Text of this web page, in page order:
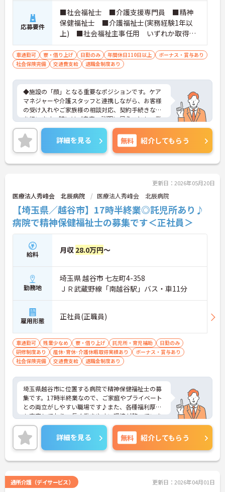
応募要件
■社会福祉士 ■介護支援専門員 ■精神
保健福祉士 ■介護福祉士(実務経験1年以
上) ■社会福祉主事任用 いずれか取得さ
れている方 ■普通自動車免許をお持ちの
方 ※厚生労働大臣が定める科目を3科目以上
履修していることが成績証明書の提示にて
車通勤可 寮・借り上げ 日勤のみ 年間休日110日以上
ボーナス・賞与あり
社会保険完備
交通費支給 退職金制度あり
◆施設の「顔」となる重要なポジションです。ケア
マネジャーや介護スタッフと連携しながら、お客様
の受け入れやご家族様の相談対応、契約手続きなど
を行います。時にはご自宅へ説明に伺うことも。業
務の幅は広いですが、その分、お客様の「困った」
に寄り添い、解決できた時の喜びはひとしおです。
親身な対応ができるあなたを、スタッフみんなが待
っています。
◆年間休日は117日以上あり、シフト制ですが希望
しいポイントです。有給休暇は1時間単位で取得でき
るので、「ちょっと用事を済ませたい」という時に
も便利。オンとオフを上手に切り替えて、自分らし
い働き方が実現できます。
◆タブレット端末を活用した介護記録システムを導
入♪スタッフ同士の情報共有もスムーズになり、
「ご利用者様と向き合う時間が増えた」と現場でも
好評です。効率よく働けます。
詳細を見る 無料 紹介してもらう
更新日：2026年05月20日
医療法人秀峰会 北辰病院 医療法人秀峰会 北辰病院
【埼玉県／越谷市】17時半終業◎託児所あり♪
病院で精神保健福祉士の募集です＜正社員＞
給料 月収 28.0万円～
勤務地
埼玉県 越谷市 七左町4-358
ＪＲ武蔵野線「南越谷駅」バス・車11分
雇用形態 正社員(正職員)
車通勤可 残業少なめ 寮・借り上げ 託児所・育児補助
日勤のみ
研修制度あり
産休･育休･介護休暇取得実績あり
ボーナス・賞与あり
社会保険完備
交通費支給 退職金制度あり
埼玉県越谷市に位置する病院で精神保健福祉士の募
集です。17時半終業なので、ご家庭やプライベート
との両立がしやすい職場です♪また、各種福利厚生
も充実しており、長く働きやすい環境が整っていま
す！ご興味のある方はご面接のポイントお伝えしま
すのでご気軽にお問い合わせください。
詳細を見る 無料 紹介してもらう
通所介護（デイサービス） 更新日：2026年04月01日